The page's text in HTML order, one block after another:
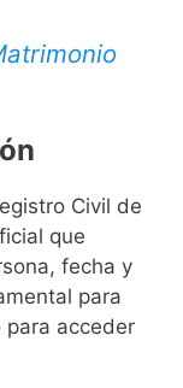
Civil de
que
fecha y
para
para acceder